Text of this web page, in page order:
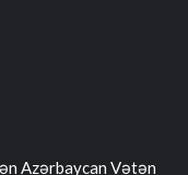
Azərbaycan Vətən